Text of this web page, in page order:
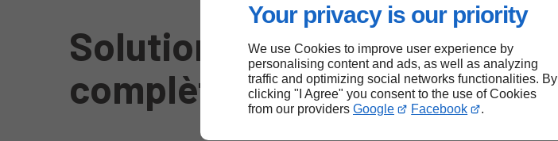
Your privacy is our priority
We use Cookies to improve user experience by
personalising content and ads, as well as analyzing
traffic and optimizing social networks functionalities. By
clicking "I Agree" you consent to the use of Cookies
from our providers Google Facebook .
Solutions de toiture
complètes à Royat